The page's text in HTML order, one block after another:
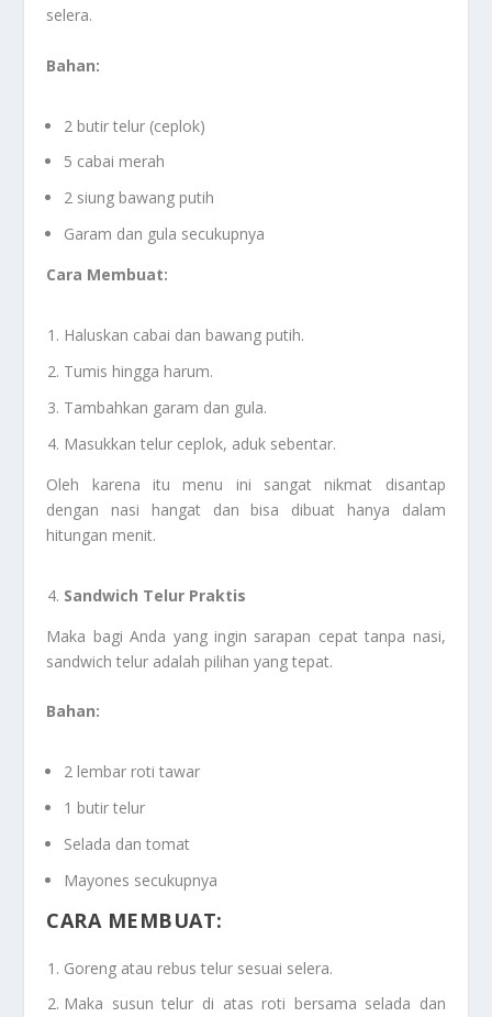
selera.
Bahan:
2 butir telur (ceplok)
5 cabai merah
2 siung bawang putih
Garam dan gula secukupnya
Cara Membuat:
Haluskan cabai dan bawang putih.
Tumis hingga harum.
Tambahkan garam dan gula.
Masukkan telur ceplok, aduk sebentar.
Oleh karena itu menu ini sangat nikmat disantap
dengan nasi hangat dan bisa dibuat hanya dalam
hitungan menit.
Sandwich Telur Praktis
Maka bagi Anda yang ingin sarapan cepat tanpa nasi,
sandwich telur adalah pilihan yang tepat.
Bahan:
2 lembar roti tawar
1 butir telur
Selada dan tomat
Mayones secukupnya
CARA MEMBUAT:
Goreng atau rebus telur sesuai selera.
Maka susun telur di atas roti bersama selada dan